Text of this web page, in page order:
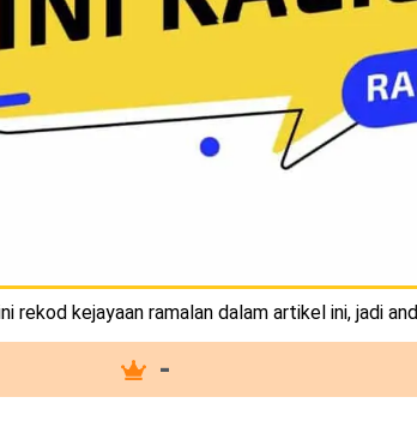
rekod kejayaan ramalan dalam artikel ini, jadi
-